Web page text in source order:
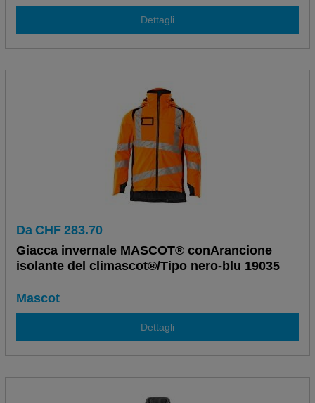
Dettagli
Da CHF 283.70
Giacca invernale MASCOT® conArancione
isolante del climascot®/Tipo nero-blu 19035
Mascot
Dettagli